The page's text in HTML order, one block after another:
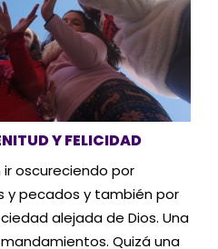
Y FELICIDAD
ir oscureciendo por
y pecados y también por
alejada de Dios. Una
Quizá una